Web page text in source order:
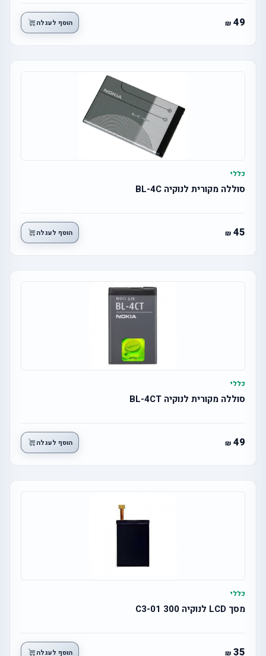
49 הוסף לעגלה
כללי
סוללה מקורית לנוקיה BL-4C
45 הוסף לעגלה
כללי
סוללה מקורית לנוקיה BL-4CT
49 הוסף לעגלה
כללי
מסך LCD לנוקיה 300 C3-01
35 הוסף לעגלה